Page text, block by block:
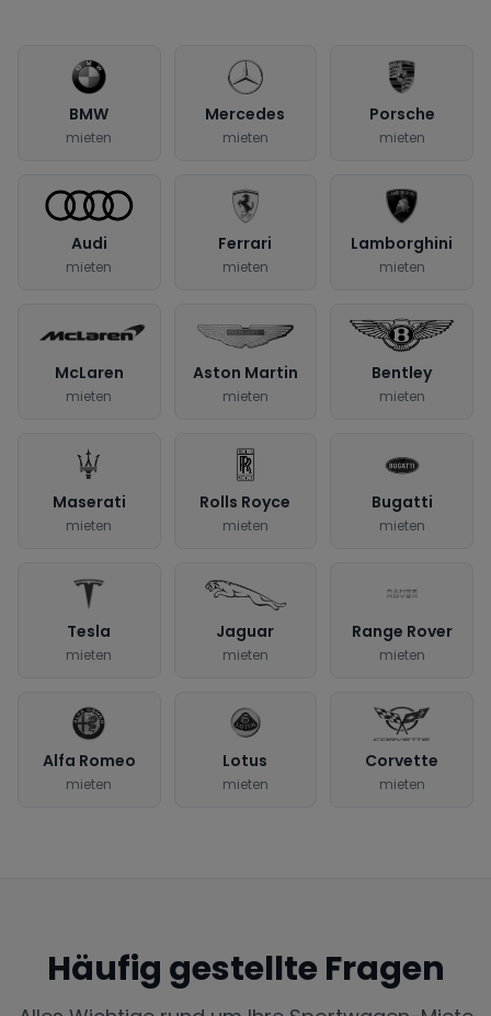
BMW
mieten
Mercedes
mieten
Porsche
mieten
Audi
mieten
Ferrari
mieten
Lamborghini
mieten
McLaren
mieten
Aston Martin
mieten
Bentley
mieten
Maserati
mieten
Rolls Royce
mieten
Bugatti
mieten
Tesla
mieten
Jaguar
mieten
Range Rover
mieten
Alfa Romeo
mieten
Lotus
mieten
Corvette
mieten
Häufig gestellte Fragen